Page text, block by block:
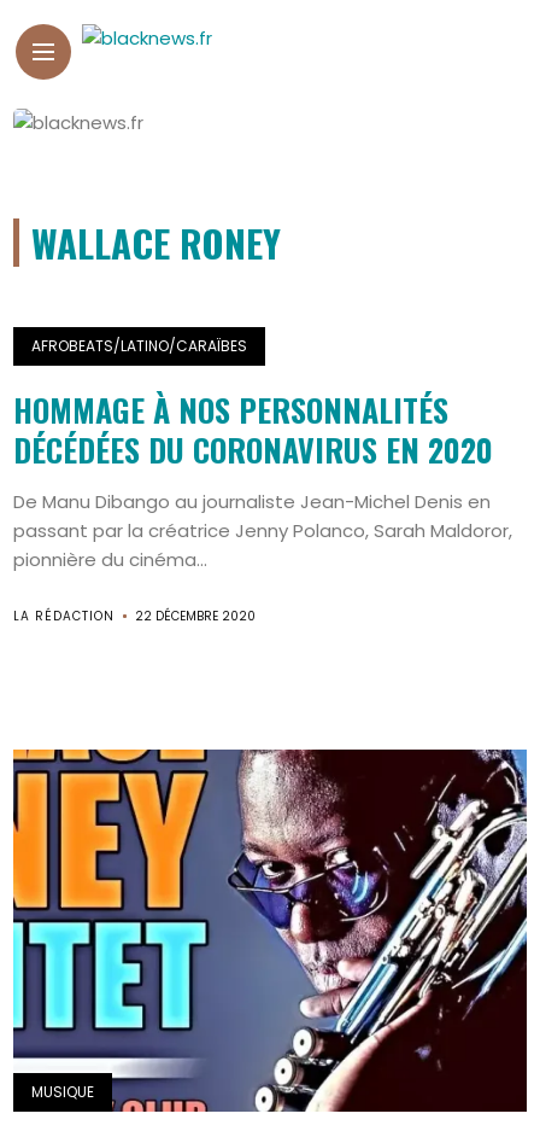
WALLACE RONEY
AFROBEATS/LATINO/CARAÏBES
HOMMAGE À NOS PERSONNALITÉS
DÉCÉDÉES DU CORONAVIRUS EN 2020
De Manu Dibango au journaliste Jean-Michel Denis en
passant par la créatrice Jenny Polanco, Sarah Maldoror,
pionnière du cinéma...
LA RÉDACTION 22 DÉCEMBRE 2020
MUSIQUE